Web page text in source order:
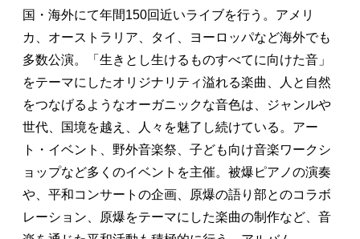
国・海外にて年間150回近いライブを行う。アメリ
カ、オーストラリア、タイ、ヨーロッパなど海外でも
多数公演。「生きとし生けるものすべてに向けた音」
をテーマにしたオリジナリティ溢れる楽曲、人と自然
をつなげるようなオーガニックな音色は、ジャンルや
世代、国境を越え、人々を魅了し続けている。アー
ト・イベント、野外音楽祭、子ども向け音楽ワークシ
ョップなど多くのイベントを主催。被爆ピアノの演奏
や、平和コンサートの企画、原爆の語り部とのコラボ
レーション、原爆をテーマにした楽曲の制作など、音